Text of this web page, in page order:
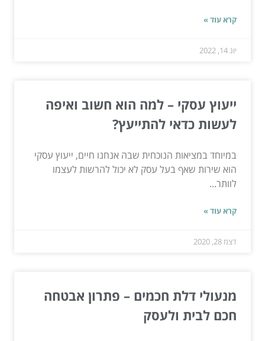
קרא עוד »
יונ 14, 2022
ייעוץ עסקי – למה הוא חשוב ואיפה
לעשות כדאי להתייעץ?
במיוחד במציאות הנוכחית שבה אנחנו חיים, ייעוץ עסקי
הוא שירות שאף בעל עסק לא יכול להרשות לעצמו
לוותר...
קרא עוד »
דצמ 28, 2020
מנעולי דלת חכמים – פתרון אבטחה
חכם לבית ולעסק